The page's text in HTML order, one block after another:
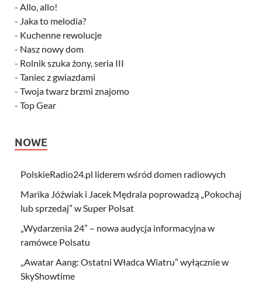
- Allo, allo!
- Jaka to melodia?
- Kuchenne rewolucje
- Nasz nowy dom
- Rolnik szuka żony, seria III
- Taniec z gwiazdami
- Twoja twarz brzmi znajomo
- Top Gear
NOWE
PolskieRadio24.pl liderem wśród domen radiowych
Marika Jóźwiak i Jacek Mędrala poprowadzą „Pokochaj
lub sprzedaj” w Super Polsat
„Wydarzenia 24” – nowa audycja informacyjna w
ramówce Polsatu
„Awatar Aang: Ostatni Władca Wiatru” wyłącznie w
SkyShowtime